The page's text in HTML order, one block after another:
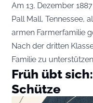
Am 13. Dezember
Pall Mall, Tennessee,
armen Farmerfamilie
Nach der dritten
Familie zu
Früh übt
Schütze